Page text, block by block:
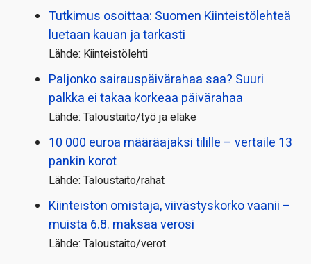
Tutkimus osoittaa: Suomen Kiinteistölehteä
luetaan kauan ja tarkasti
Lähde: Kiinteistölehti
Paljonko sairauspäivä­rahaa saa? Suuri
palkka ei takaa korkeaa päivärahaa
Lähde: Taloustaito/työ ja eläke
10 000 euroa määräajaksi tilille – vertaile 13
pankin korot
Lähde: Taloustaito/rahat
Kiinteistön omistaja, viivästyskorko vaanii –
muista 6.8. maksaa verosi
Lähde: Taloustaito/verot